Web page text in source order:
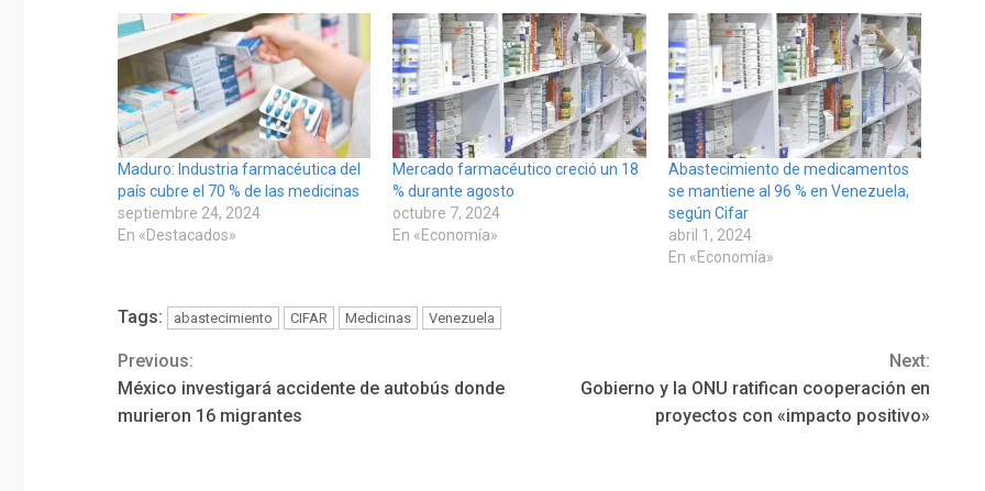
Maduro: Industria farmacéutica del
país cubre el 70 % de las medicinas
septiembre 24, 2024
En «Destacados»
Mercado farmacéutico creció un 18
% durante agosto
octubre 7, 2024
En «Economía»
Abastecimiento de medicamentos
se mantiene al 96 % en Venezuela,
según Cifar
abril 1, 2024
En «Economía»
Tags: abastecimiento CIFAR Medicinas Venezuela
Continue
Reading
Previous:
México investigará accidente de autobús donde
murieron 16 migrantes
Next:
Gobierno y la ONU ratifican cooperación en
proyectos con «impacto positivo»